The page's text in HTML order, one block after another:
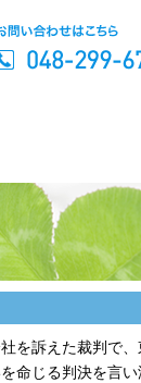
を訴えた裁判で、
命じる判決を言い